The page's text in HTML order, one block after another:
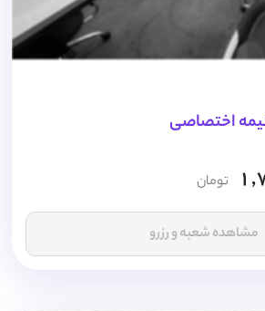
تومان
مشاهده شعبه و رزرو